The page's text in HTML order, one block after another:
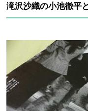
滝沢沙織の小池徹平